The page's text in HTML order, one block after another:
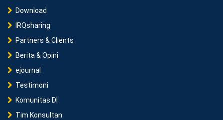
Download
IRQsharing
Partners & Clients
Berita & Opini
ejournal
Testimoni
Komunitas DI
Tim Konsultan